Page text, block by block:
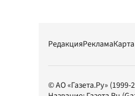
РедакцияРеклама
© АО «Газета.Ру»